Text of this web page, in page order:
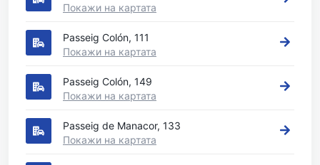
Покажи на картата
Passeig Colón, 111
Покажи на картата
Passeig Colón, 149
Покажи на картата
Passeig de Manacor, 133
Покажи на картата